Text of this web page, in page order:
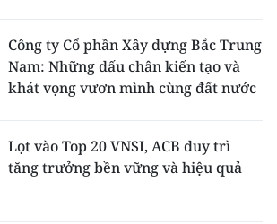
Công ty Cổ phần Xây dựng Bắc Trung
Nam: Những dấu chân kiến tạo và
khát vọng vươn mình cùng đất nước
Lọt vào Top 20 VNSI, ACB duy trì
tăng trưởng bền vững và hiệu quả